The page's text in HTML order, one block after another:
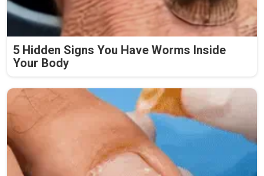
5 Hidden Signs You Have Worms Inside
Your Body